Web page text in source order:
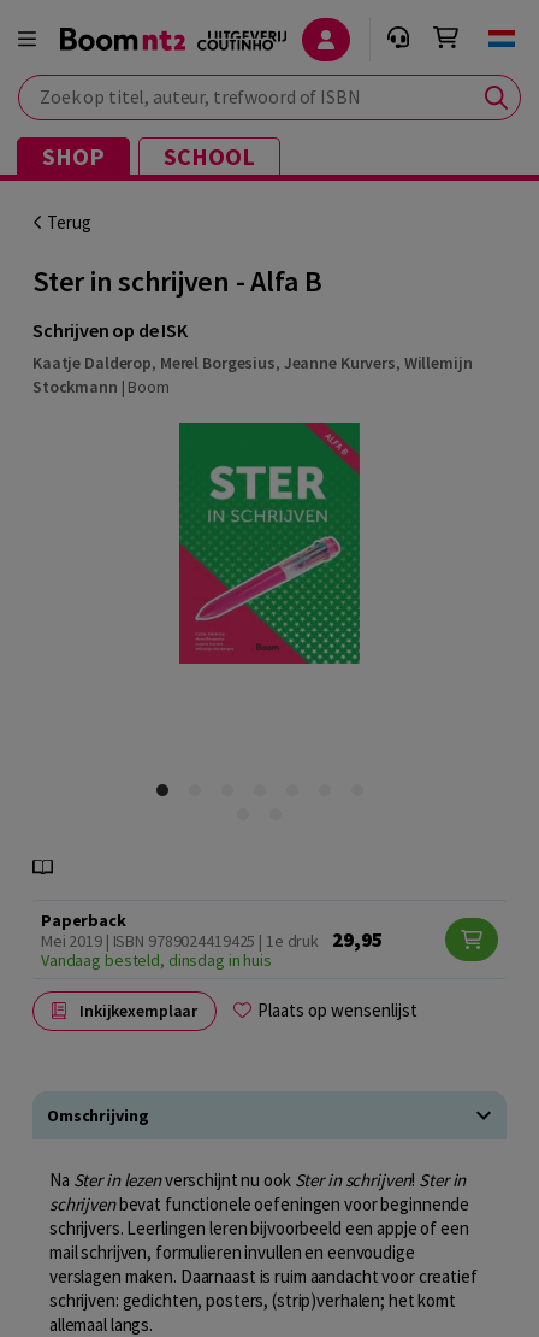
Zoek op titel, auteur, trefwoord of ISBN
SHOP SCHOOL
Terug
Ster in schrijven - Alfa B
Schrijven op de ISK
Kaatje Dalderop, Merel Borgesius, Jeanne Kurvers, Willemijn
Stockmann | Boom
Paperback
Mei 2019 | ISBN 9789024419425 | 1e druk
Vandaag besteld, dinsdag in huis
29,95
Inkijkexemplaar Plaats op wensenlijst
Omschrijving
Na Ster in lezenverschijnt nu ook Ster in schrijven! Ster in
schrijvenbevat functionele oefeningen voor beginnende
schrijvers. Leerlingen leren bijvoorbeeld een appje of een
mail schrijven, formulieren invullen en eenvoudige
verslagen maken. Daarnaast is ruim aandacht voor creatief
schrijven: gedichten, posters, (strip)verhalen; het komt
allemaal langs.